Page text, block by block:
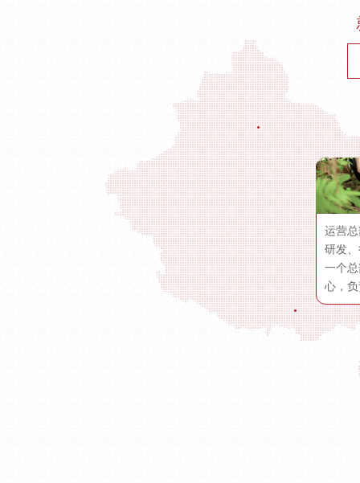
运营
研发
一个
心，